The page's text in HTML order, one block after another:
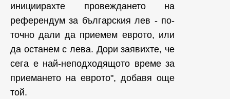
инициирахте провеждането на
референдум за българския лев - по-
точно дали да приемем еврото, или
да останем с лева. Дори заявихте, че
сега е най-неподходящото време за
приемането на еврото", добавя още
той.